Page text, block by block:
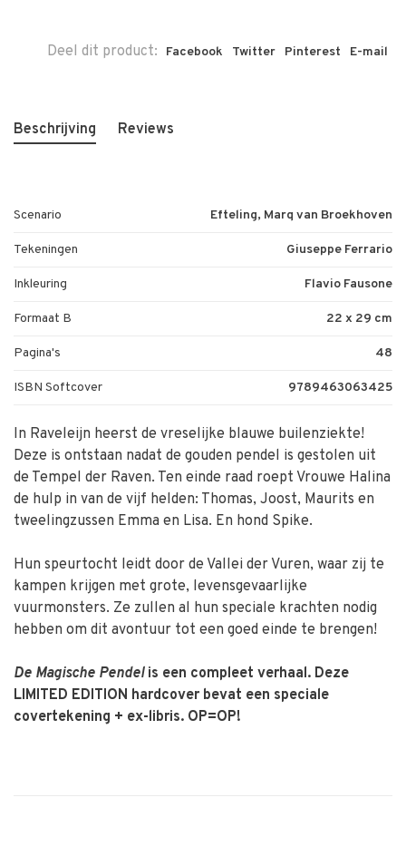
Deel dit product: Facebook Twitter Pinterest E-mail
Beschrijving Reviews
Scenario Efteling, Marq van Broekhoven
Tekeningen Giuseppe Ferrario
Inkleuring Flavio Fausone
Formaat B 22 x 29 cm
Pagina's 48
ISBN Softcover 9789463063425
In Raveleijn heerst de vreselijke blauwe builenziekte!
Deze is ontstaan nadat de gouden pendel is gestolen uit
de Tempel der Raven. Ten einde raad roept Vrouwe Halina
de hulp in van de vijf helden: Thomas, Joost, Maurits en
tweelingzussen Emma en Lisa. En hond Spike.
Hun speurtocht leidt door de Vallei der Vuren, waar zij te
kampen krijgen met grote, levensgevaarlijke
vuurmonsters. Ze zullen al hun speciale krachten nodig
hebben om dit avontuur tot een goed einde te brengen!
De Magische Pendel is een compleet verhaal. Deze
LIMITED EDITION hardcover bevat een speciale
covertekening + ex-libris. OP=OP!